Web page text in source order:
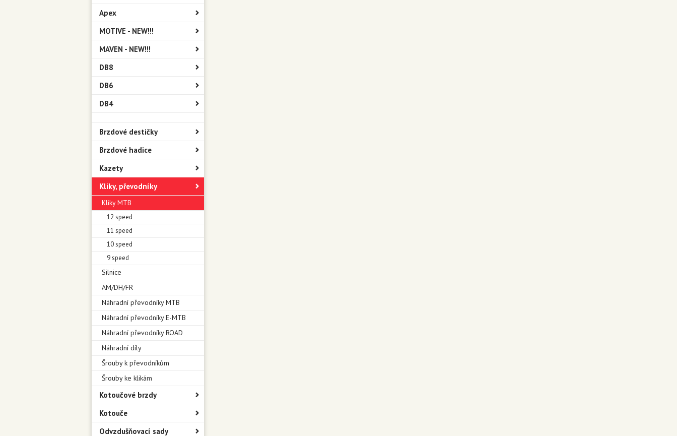
Apex
MOTIVE - NEW!!!
MAVEN - NEW!!!
DB8
DB6
DB4
Brzdové destičky
Brzdové hadice
Kazety
Kliky, převodníky
Kliky MTB
12 speed
11 speed
10 speed
9 speed
Silnice
AM/DH/FR
Náhradní převodníky MTB
Náhradní převodníky E-MTB
Náhradní převodníky ROAD
Náhradní díly
Šrouby k převodníkům
Šrouby ke klikám
Kotoučové brzdy
Kotouče
Odvzdušňovací sady